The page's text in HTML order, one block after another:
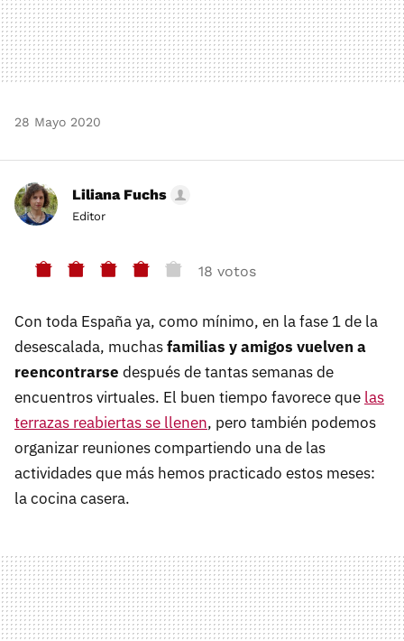
28 Mayo 2020
Liliana Fuchs
Editor
18 votos
Con toda España ya, como mínimo, en la fase 1 de la
desescalada, muchasfamilias y amigos vuelven a
reencontrarse después de tantas semanas de
encuentros virtuales. El buen tiempo favorece que las
terrazas reabiertas se llenen, pero también podemos
organizar reuniones compartiendo una de las
actividades que más hemos practicado estos meses:
la cocina casera.